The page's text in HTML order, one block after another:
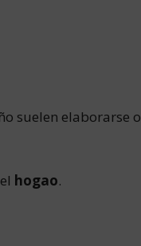
suelen elaborarse o
hogao.